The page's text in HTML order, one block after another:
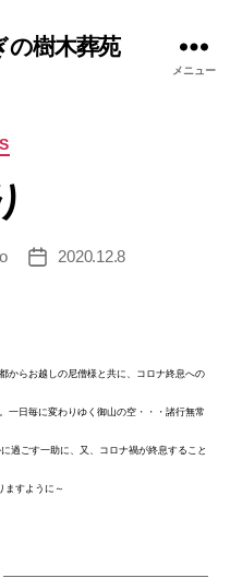
の樹木葬苑
メニュー
投
2020.12.8
からお越しの尼僧様と共に、コロナ終息への
一日毎に変わりゆく御山の空・・・諸行無常
過ごす一助に、又、コロナ禍が終息すること
ますように～